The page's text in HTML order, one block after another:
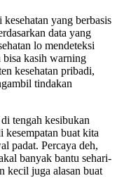
yang berbasis
data yang
lo mendeteksi
bisa kasih warning
kesehatan pribadi,
tindakan
tengah kesibukan
kesempatan buat kita
padat. Percaya deh,
banyak bantu sehari-
kecil juga alasan buat